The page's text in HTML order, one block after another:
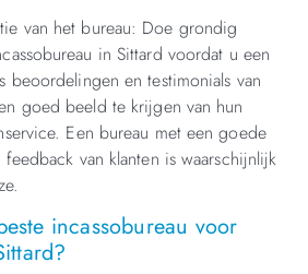
van het bureau: Doe grondig
in Sittard voordat u een
beoordelingen en testimonials van
goed beeld te krijgen van hun
Een bureau met een goede
van klanten is waarschijnlijk
incassobureau voor